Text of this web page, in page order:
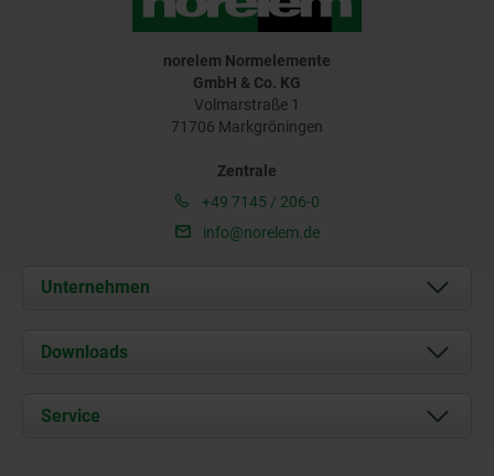
norelem Normelemente
GmbH & Co. KG
Volmarstraße 1
71706 Markgröningen
Zentrale
+49 7145 / 206-0
info@norelem.de
Unternehmen
Über uns
Karriere
Downloads
Service